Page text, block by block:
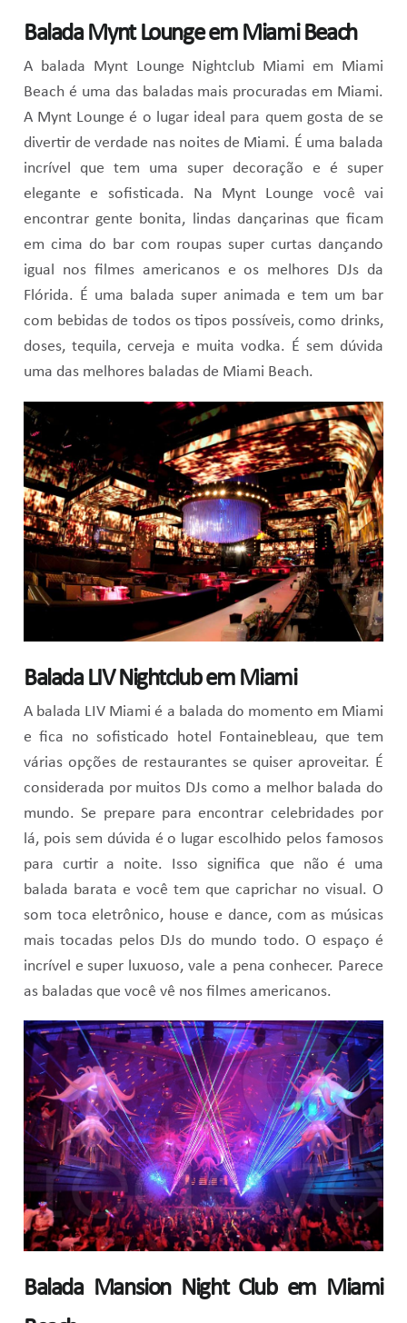
Balada Mynt Lounge em Miami Beach
A balada Mynt Lounge Nightclub Miami em Miami
Beach é uma das baladas mais procuradas em Miami.
A Mynt Lounge é o lugar ideal para quem gosta de se
divertir de verdade nas noites de Miami. É uma balada
incrível que tem uma super decoração e é super
elegante e sofisticada. Na Mynt Lounge você vai
encontrar gente bonita, lindas dançarinas que ficam
em cima do bar com roupas super curtas dançando
igual nos filmes americanos e os melhores DJs da
Flórida. É uma balada super animada e tem um bar
com bebidas de todos os tipos possíveis, como drinks,
doses, tequila, cerveja e muita vodka. É sem dúvida
uma das melhores baladas de Miami Beach.
Balada LIV Nightclub em Miami
A balada LIV Miami é a balada do momento em Miami
e fica no sofisticado hotel Fontainebleau, que tem
várias opções de restaurantes se quiser aproveitar. É
considerada por muitos DJs como a melhor balada do
mundo. Se prepare para encontrar celebridades por
lá, pois sem dúvida é o lugar escolhido pelos famosos
para curtir a noite. Isso significa que não é uma
balada barata e você tem que caprichar no visual. O
som toca eletrônico, house e dance, com as músicas
mais tocadas pelos DJs do mundo todo. O espaço é
incrível e super luxuoso, vale a pena conhecer. Parece
as baladas que você vê nos filmes americanos.
Balada Mansion Night Club em Miami